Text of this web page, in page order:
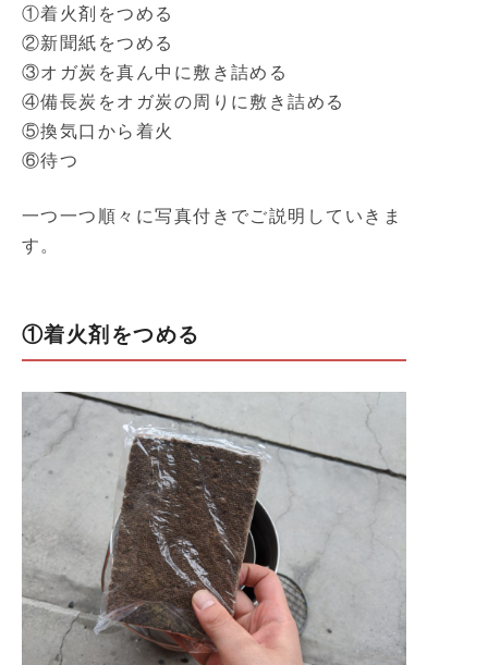
①着火剤をつめる
②新聞紙をつめる
③オガ炭を真ん中に敷き詰める
④備長炭をオガ炭の周りに敷き詰める
⑤換気口から着火
⑥待つ
一つ一つ順々に写真付きでご説明していきま
す。
①着火剤をつめる